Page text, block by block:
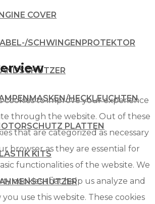
COVER
SCHWINGENPROTEKTOR
HECKLEUCHTEN
PLATTEN
KITS
cookies to improve your experience
through the website. Out of these
that are categorized as necessary
browser as they are essential for
functionalities of the website. We
cookies that help us analyze and
use this website. These cookies